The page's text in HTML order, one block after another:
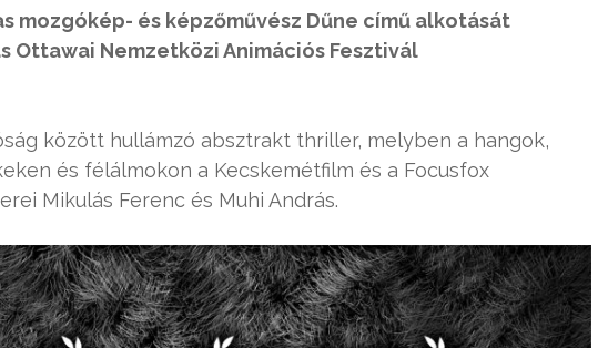
mozgókép- és képzőművész Dűne című alkotását
Ottawai Nemzetközi Animációs Fesztivál
között hullámzó absztrakt thriller, melyben a hangok,
és félálmokon a Kecskemétfilm és a Focusfox
Mikulás Ferenc és Muhi András.